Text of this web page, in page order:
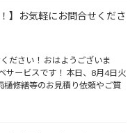
】お気軽にお問合せくださ
ださい！ おはようございま
サービスです！ 本日、8月4日火
樋修繕等のお見積り依頼やご質